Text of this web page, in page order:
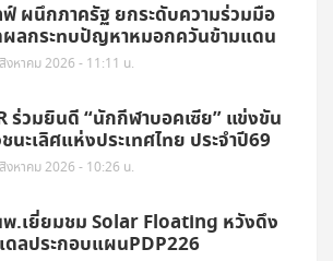
ผนึกภาครัฐ ยกระดับความร่วมมือ
ลกระทบปัญหาหมอกควันข้ามแดน
งหาคม 2026 - 11:11 น.
ร่วมยินดี “นักกีฬาบอคเซีย” แข่งขัน
นะเลิศแห่งประเทศไทย ประจำปี69
งหาคม 2026 - 10:26 น.
.เยี่ยมชม Solar Floating หวังดึง
ดลประกอบแผนPDP226